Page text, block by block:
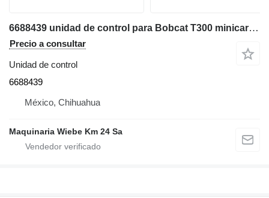
6688439 unidad de control para Bobcat T300 minicargadora de cadenas
Precio a consultar
Unidad de control
6688439
México, Chihuahua
Maquinaria Wiebe Km 24 Sa